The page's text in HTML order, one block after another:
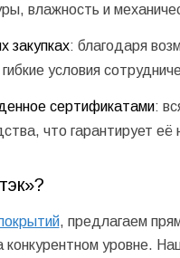
влажность и
закупках: благодаря
условия
сертификатами:
что гарантирует
, предлагаем
конкурентном уровне.